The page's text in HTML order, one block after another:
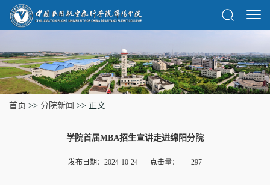
首页 >> 分院新闻 >> 正文
学院首届MBA招生宣讲走进绵阳分院
发布日期：2024-10-24 点击量： 297